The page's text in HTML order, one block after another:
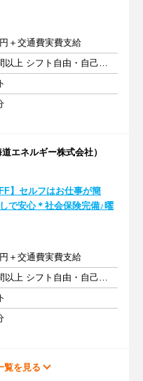
＋交通費実費支給
週3日以上 1日6時間以上 シフト自由・自己申告
エネルギー株式会社）
】セルフはお仕事が簡
で安心＊社会保険完備♪曜
＋交通費実費支給
週3日以上 1日6時間以上 シフト自由・自己申告
覧を見る